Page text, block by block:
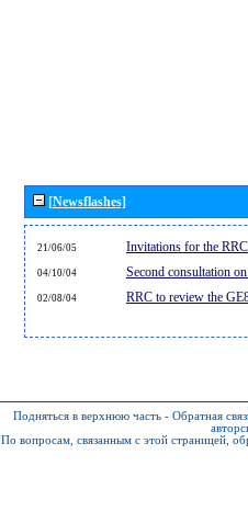
[Newsflashes]
21/06/05 Invitations for the
04/10/04 Second consultation
02/08/04 RRC to review the
Подняться в верхнюю часть - Обратная
По вопросам, связанным с этой страницей,